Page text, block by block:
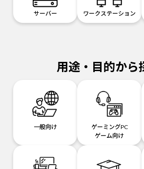
サーバー ワークステーション
用途・目的から
一般向け
ゲーミングPC
ゲーム向け